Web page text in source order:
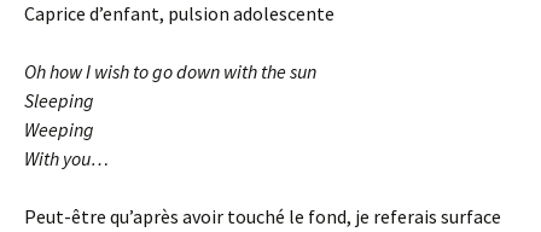
Caprice d’enfant, pulsion adolescente
Oh how I wish to go down with the sun
Sleeping
Weeping
With you…
Peut-être qu’après avoir touché le fond, je referais surface